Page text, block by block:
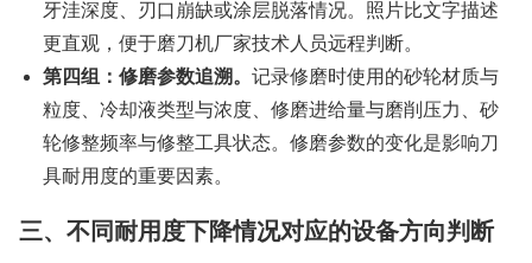
牙洼深度、刃口崩缺或涂层脱落情况。照片比文字描述
更直观，便于磨刀机厂家技术人员远程判断。
第四组：修磨参数追溯。 记录修磨时使用的砂轮材质与
粒度、冷却液类型与浓度、修磨进给量与磨削压力、砂
轮修整频率与修整工具状态。修磨参数的变化是影响刀
具耐用度的重要因素。
三、不同耐用度下降情况对应的设备方向判断